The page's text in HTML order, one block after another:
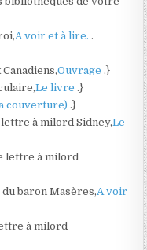
A voir et à lire..
Ouvrage.}
Le livre.}
couverture).}
à milord Sidney,Le
lettre à milord
du baron Masères,A voir
à milord